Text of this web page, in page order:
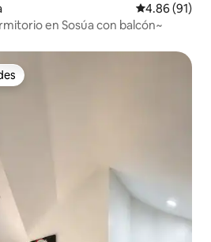
Calificación
4.86 (91)
en Sosúa con balcón~